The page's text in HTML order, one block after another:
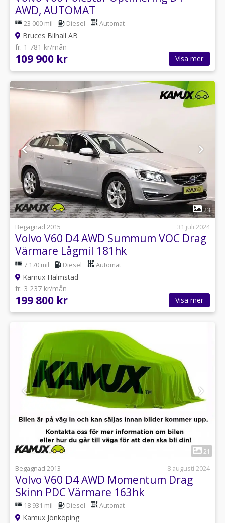
AWD, AUTOMAT
23 000 mil Diesel Automat
Bruces Bilhall AB
fr. 1 781 kr/mån
109 900 kr Visa mer
1
23
Begagnad 2015
31 juli 2024
Volvo V60 D4 AWD Summum VOC Drag
Värmare Lågmil 181hk
7 170 mil Diesel Automat
Kamux Halmstad
fr. 3 237 kr/mån
199 800 kr Visa mer
21
Begagnad 2013
8 augusti 2024
Volvo V60 D4 AWD Momentum Drag
Skinn PDC Värmare 163hk
18 931 mil Diesel Automat
Kamux Jönköping